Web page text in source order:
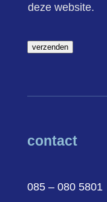
deze website.
verzenden
contact
085 – 080 5801